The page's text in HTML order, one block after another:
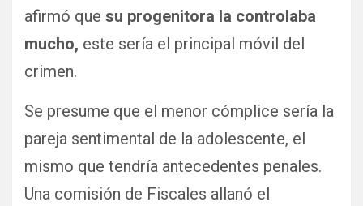
afirmó que su progenitora la controlaba
mucho, este sería el principal móvil del
crimen.
Se presume que el menor cómplice sería la
pareja sentimental de la adolescente, el
mismo que tendría antecedentes penales.
Una comisión de Fiscales allanó el